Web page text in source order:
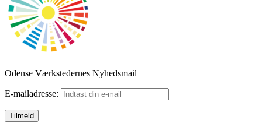
Odense Værkstedernes Nyhedsmail
E-mailadresse: